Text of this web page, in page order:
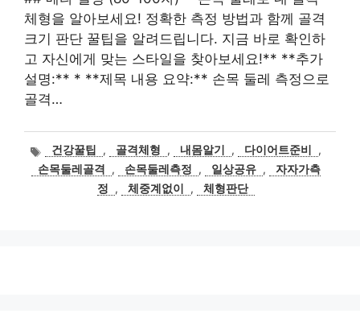
체형을 알아보세요! 정확한 측정 방법과 함께 골격
크기 판단 꿀팁을 알려드립니다. 지금 바로 확인하
고 자신에게 맞는 스타일을 찾아보세요!** **추가
설명:** * **제목 내용 요약:** 손목 둘레 측정으로
골격…
태
그
건강꿀팁 , 골격체형 , 내몸알기 , 다이어트준비
,
손목둘레골격
, 손목둘레측정 , 일상공유 ,
자자가측
정
, 체중계없이 , 체형판단